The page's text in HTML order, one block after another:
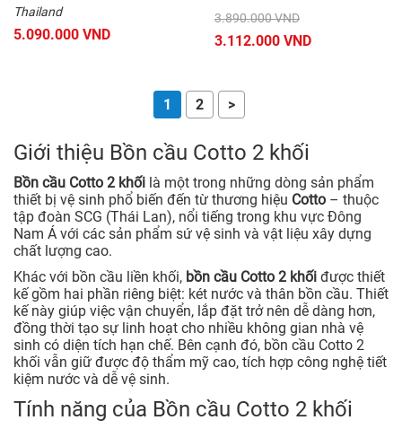
Thailand
5.090.000 VND
3.890.000 VND
3.112.000 VND
1 2 >
Giới thiệu Bồn cầu Cotto 2 khối
Bồn cầu Cotto 2 khối là một trong những dòng sản phẩm
thiết bị vệ sinh phổ biến đến từ thương hiệu Cotto – thuộc
tập đoàn SCG (Thái Lan), nổi tiếng trong khu vực Đông
Nam Á với các sản phẩm sứ vệ sinh và vật liệu xây dựng
chất lượng cao.
Khác với bồn cầu liền khối, bồn cầu Cotto 2 khối được thiết
kế gồm hai phần riêng biệt: két nước và thân bồn cầu. Thiết
kế này giúp việc vận chuyển, lắp đặt trở nên dễ dàng hơn,
đồng thời tạo sự linh hoạt cho nhiều không gian nhà vệ
sinh có diện tích hạn chế. Bên cạnh đó, bồn cầu Cotto 2
khối vẫn giữ được độ thẩm mỹ cao, tích hợp công nghệ tiết
kiệm nước và dễ vệ sinh.
Tính năng của Bồn cầu Cotto 2 khối